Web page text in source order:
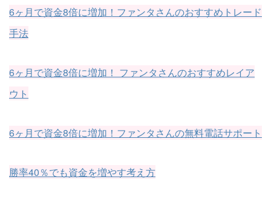
6ヶ月で資金8倍に増加！ファンタさんのおすすめトレード
手法
6ヶ月で資金8倍に増加！ ファンタさんのおすすめレイア
ウト
6ヶ月で資金8倍に増加！ファンタさんの無料電話サポート
勝率40％でも資金を増やす考え方